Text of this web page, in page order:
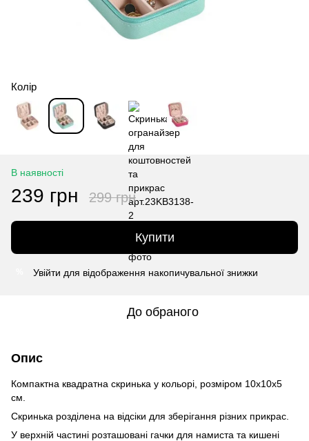
Колір
В наявності
239 грн 299 грн
Купити
Увійти для відображення накопичувальної знижки
До обраного
Опис
Компактна квадратна скринька у кольорі, розміром 10х10х5
см.
Скринька розділена на відсіки для зберігання різних прикрас.
У верхній частині розташовані гачки для намиста та кишені